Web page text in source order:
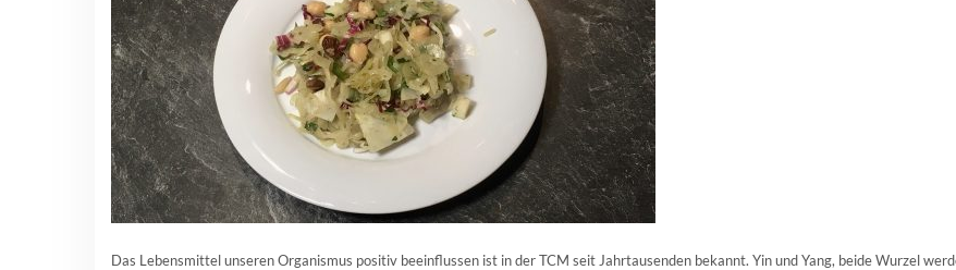
Das Lebensmittel unseren Organismus positiv beeinflussen ist in der TCM seit Jahrtausenden bekannt. Yin und Yang, beide Wurzel